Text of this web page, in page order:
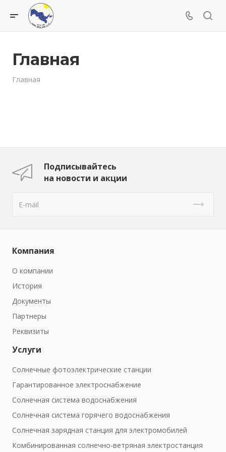
Главная
Главная
Подписывайтесь
на новости и акции
Компания
О компании
История
Документы
Партнеры
Реквизиты
Услуги
Солнечные фотоэлектрические станции
Гарантированное электроснабжение
Солнечная система водоснабжения
Солнечная система горячего водоснабжения
Солнечная зарядная станция для электромобилей
Комбинированная солнечно-ветряная электростанция